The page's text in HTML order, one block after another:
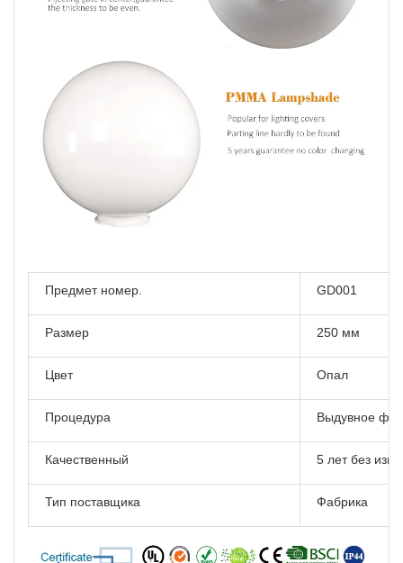
Предмет номер. GD001
Размер 250 мм
Цвет Опал
Процедура Выдувное
Качественный 5 лет без
Тип поставщика Фабрика